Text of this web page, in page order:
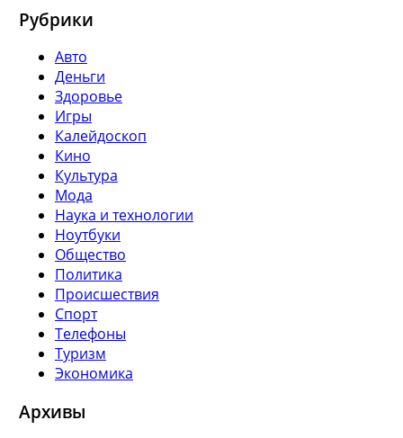
Рубрики
Авто
Деньги
Здоровье
Игры
Калейдоскоп
Кино
Культура
Мода
Наука и технологии
Ноутбуки
Общество
Политика
Происшествия
Спорт
Телефоны
Туризм
Экономика
Архивы